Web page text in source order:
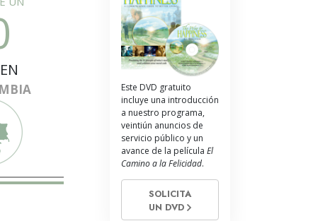
Este DVD gratuito
incluye una introducción
a nuestro programa,
veintiún anuncios de
servicio público y un
avance de la película El
Camino a la Felicidad.
SOLICITA
UN DVD